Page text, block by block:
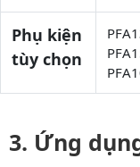
Phụ kiện
tùy chọn
Ứng